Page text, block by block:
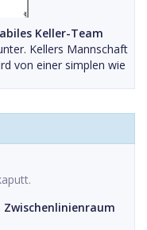
Keller-Team
Kellers Mannschaft
von einer simplen wie